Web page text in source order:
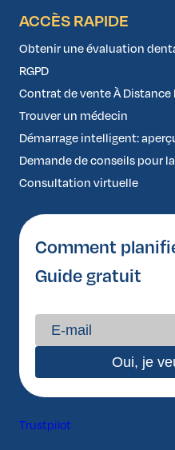
ACCÈS RAPIDE
Obtenir une évaluation
RGPD
Contrat de vente À Distance
Trouver un médecin
Démarrage intelligent:
Demande de conseils pour
Consultation virtuelle
Comment
Guide gratuit
Trustpilot